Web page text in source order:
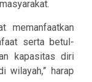
memanfaatkan
serta betul-
kapasitas diri
wilayah,” harap